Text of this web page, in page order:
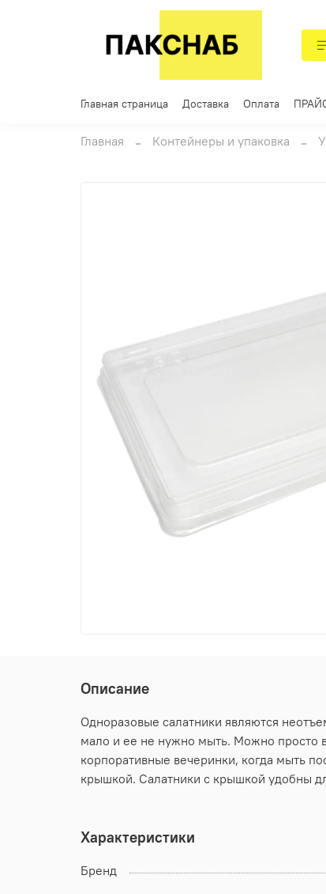
Главная страница Доставка Оплата
Главная Контейнеры и упаковка
Описание
Одноразовые салатники являются
мало и ее не нужно мыть. Можно просто
корпоративные вечеринки, когда мыть
крышкой. Салатники с крышкой удобны
Характеристики
Бренд